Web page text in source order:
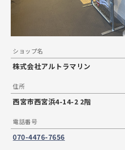
ショップ名
株式会社アルトラマリン
住所
西宮市西宮浜4-14-2 2階
電話番号
070-4476-7656